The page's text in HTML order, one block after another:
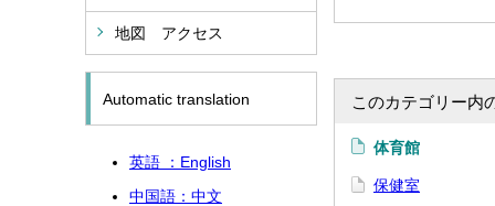
地図 アクセス
Automatic translation
英語 ：English
中国語：中文
このカテゴリー内
体育館
保健室